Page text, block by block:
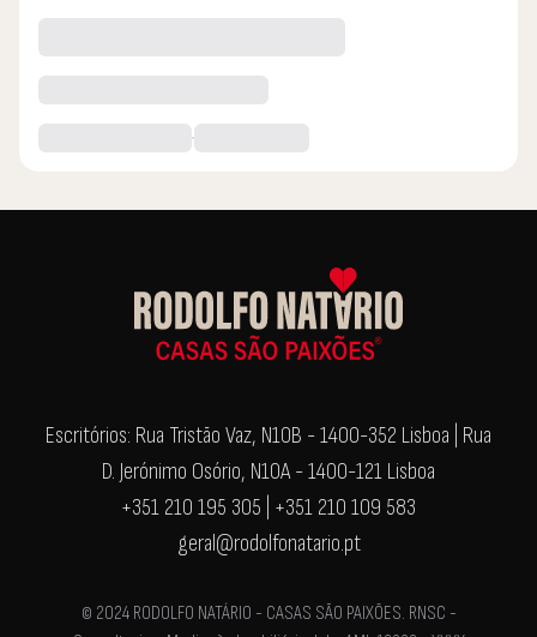
Escritórios: Rua Tristão Vaz, N10B - 1400-352 Lisboa | Rua
D. Jerónimo Osório, N10A - 1400-121 Lisboa
+351 210 195 305 | +351 210 109 583
geral@rodolfonatario.pt
© 2024 RODOLFO NATÁRIO - CASAS SÃO PAIXÕES. RNSC -